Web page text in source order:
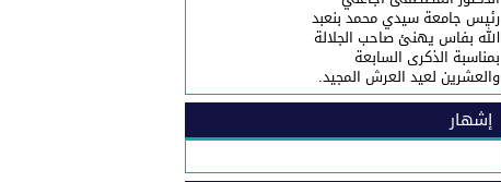
رئيس جامعة سيدي محمد بنعبد
الله بفاس يهنئ صاحب الجلالة
بمناسبة الذكرى السابعة
والعشرين لعيد العرش المجيد.
إشهار